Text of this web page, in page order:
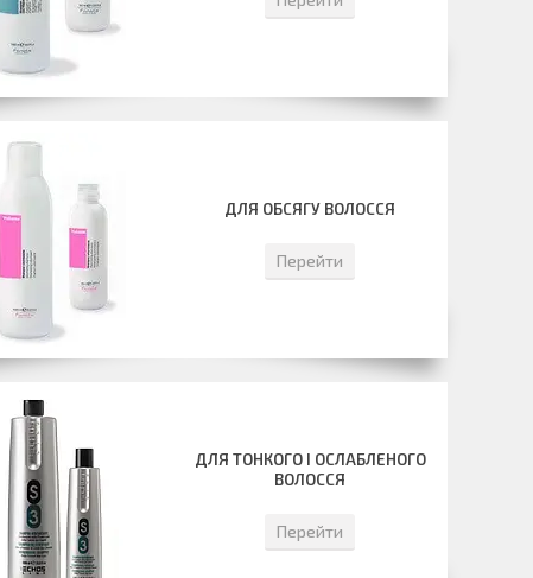
ДЛЯ ОБСЯГУ ВОЛОССЯ
Перейти
ДЛЯ ТОНКОГО І ОСЛАБЛЕНОГО
ВОЛОССЯ
Перейти